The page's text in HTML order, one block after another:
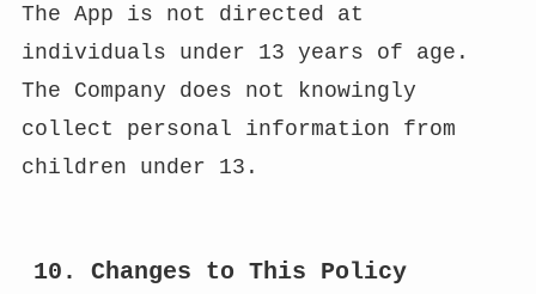
The App is not directed at
individuals under 13 years of age.
The Company does not knowingly
collect personal information from
children under 13.
10. Changes to This Policy